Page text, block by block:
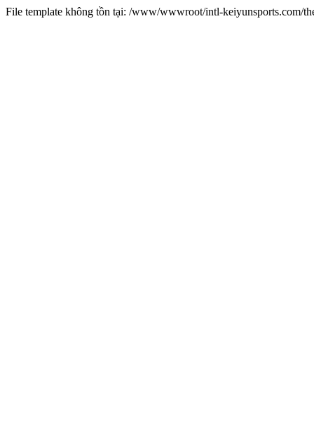
File template không tồn tại: /www/wwwroot/intl-keiyunsports.com/